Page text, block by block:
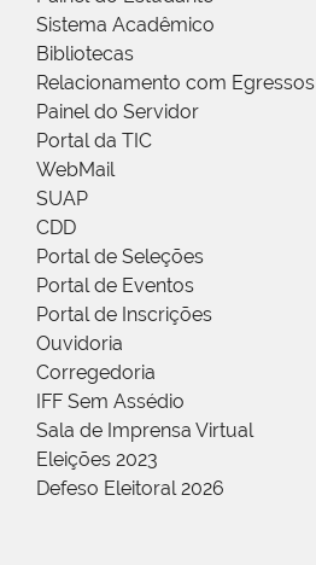
Sistema Acadêmico
Bibliotecas
Relacionamento com Egressos
Painel do Servidor
Portal da TIC
WebMail
SUAP
CDD
Portal de Seleções
Portal de Eventos
Portal de Inscrições
Ouvidoria
Corregedoria
IFF Sem Assédio
Sala de Imprensa Virtual
Eleições 2023
Defeso Eleitoral 2026